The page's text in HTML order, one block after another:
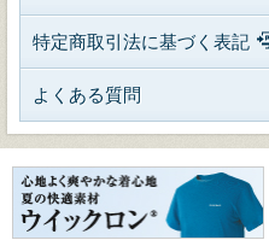
特定商取引法に基づく表記
よくある質問